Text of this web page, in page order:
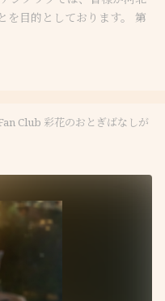
を目的としております。 第
Club 彩花のおとぎばなしが